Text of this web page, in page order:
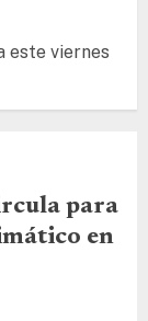
este viernes
para
en